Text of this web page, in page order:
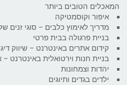
המאכלים הטובים ביותר
איפור וקוסמטיקה
מדריך לאימוץ כלבים – סוגי זנים
בניית פרגולה בבית פרטי
קידום אתרים באינטרנט – שיווק
בניית חנות וירטואלית באינטרנט
יהדות וצמחונות
ילדים בגדים ותיוגים